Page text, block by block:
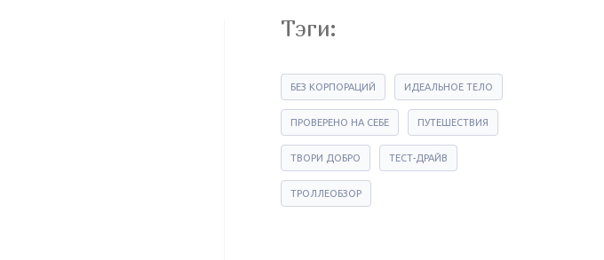
Тэги:
БЕЗ КОРПОРАЦИЙ ИДЕАЛЬНОЕ ТЕЛО
ПРОВЕРЕНО НА СЕБЕ ПУТЕШЕСТВИЯ
ТВОРИ ДОБРО ТЕСТ-ДРАЙВ
ТРОЛЛЕОБЗОР